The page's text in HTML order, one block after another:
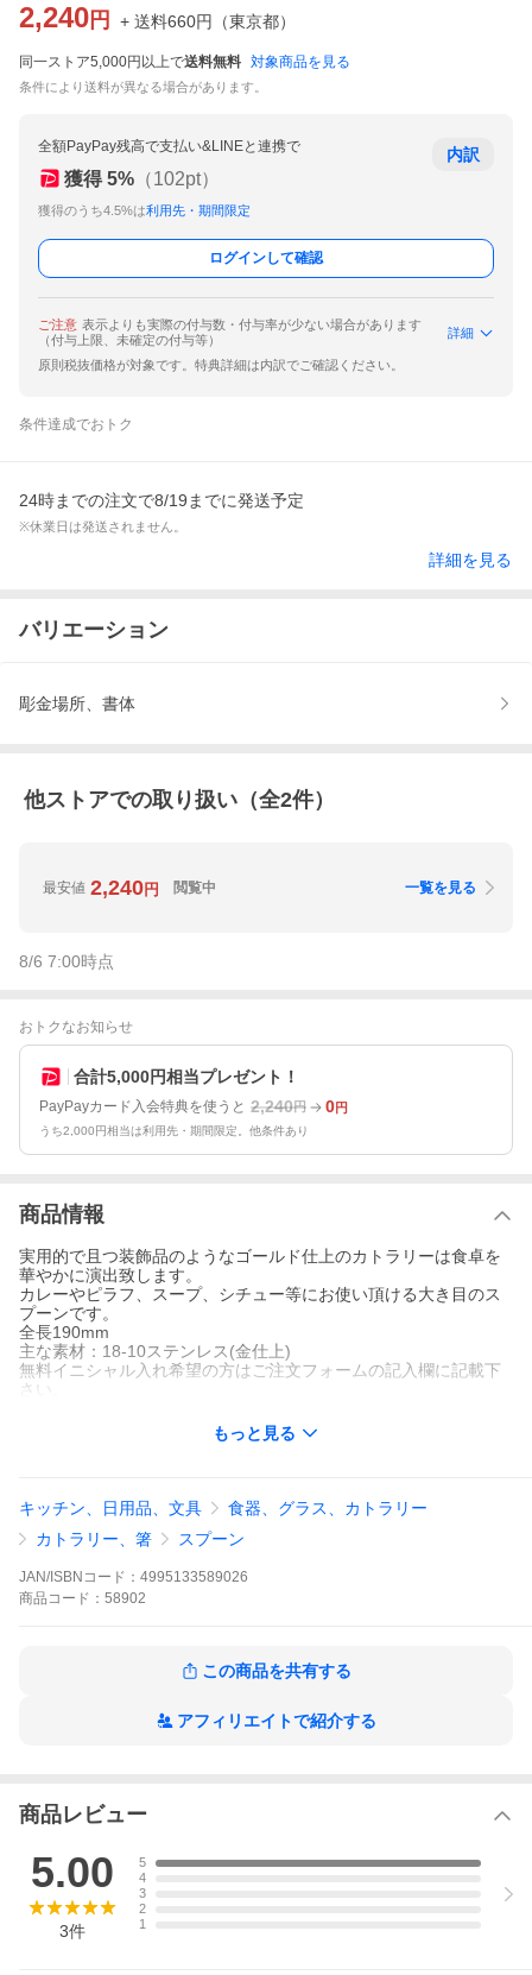
2,240 円 + 送料660円 （東京都）
同一ストア5,000円以上で送料無料 対象商品を見る
条件により送料が異なる場合があります。
全額PayPay残高で支払い&LINEと連携で
獲得 5% （102pt）
獲得のうち4.5%は利用先・期間限定
内訳
ログインして確認
ご注意 表示よりも実際の付与数・付与率が少ない場合があります
（付与上限、未確定の付与等）
詳細
原則税抜価格が対象です。特典詳細は内訳でご確認ください。
条件達成でおトク
24時までの注文で8/19までに発送予定
※休業日は発送されません。
詳細を見る
バリエーション
彫金場所、書体
他ストアでの取り扱い（全2件）
最安値 2,240円 閲覧中 一覧を見る
8/6 7:00時点
おトクなお知らせ
合計5,000円相当プレゼント！
PayPayカード入会特典を使うと 2,240円 0円
うち2,000円相当は利用先・期間限定。他条件あり
商品情報
実用的で且つ装飾品のようなゴールド仕上のカトラリーは食卓を
華やかに演出致します。
カレーやピラフ、スープ、シチュー等にお使い頂ける大き目のス
プーンです。
全長190mm
主な素材：18-10ステンレス(金仕上)
無料イニシャル入れ希望の方はご注文フォームの記入欄に記載下
さい。
もっと見る
キッチン、日用品、文具
食器、グラス、カトラリー
カトラリー、箸
スプーン
JAN/ISBNコード： 4995133589026
商品 コード： 58902
この商品を共有する
アフィリエイトで紹介する
商品レビュー
5.00
3件
5
4
3
2
1